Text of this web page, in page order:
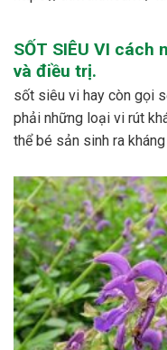
SỐT SIÊU VI cách
và điều trị.
sốt siêu vi hay còn gọi
phải những loại vi rút
thể bé sản sinh ra